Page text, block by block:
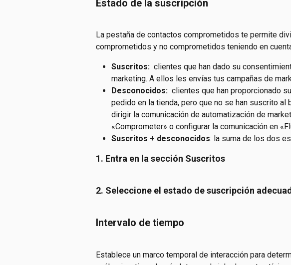
Estado de la suscripción
La pestaña de contactos comprometidos te permite
comprometidos y no comprometidos teniendo en
Suscritos: clientes que han dado su
marketing. A ellos les envías tus campañas de
Desconocidos: clientes que han proporcionado
pedido en la tienda, pero que no se han suscrito
dirigir la comunicación de automatización de
«Comprometer» o configurar la comunicación en
Suscritos + desconocidos: la suma de los dos
1. Entra en la sección Suscritos
2. Seleccione el estado de suscripción
Intervalo de tiempo
Establece un marco temporal de interacción para